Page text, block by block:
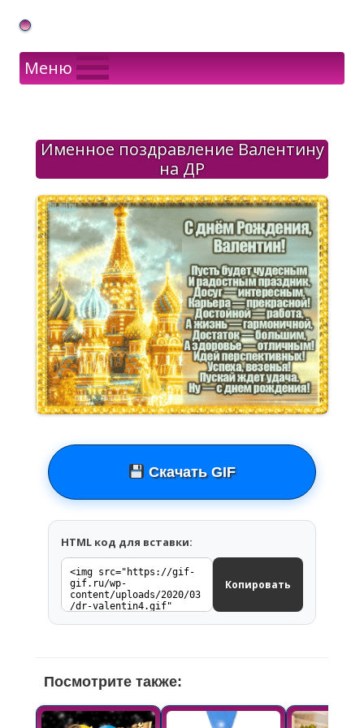
Gif Открытки в подарок
Меню
Именное поздравление Валентину
на ДР
Скачать GIF
HTML код для вставки:
Копировать
Посмотрите также: